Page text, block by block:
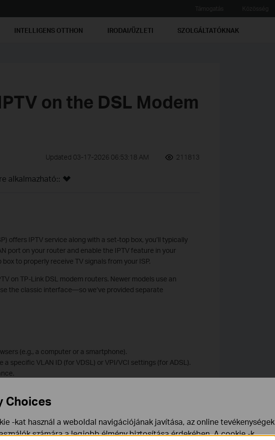
INTELLIGENS OTTHON IRODAI/ÜZLETI SZOLGÁLTATÓKNAK
on the DSL Modem
Updated 03-17-2026 06:53:18 AM 211813
alkalmazható::
offers IPTV service along with a set-top box, you’ll typically
port on your router and enable the IPTV feature in your
to properly receive TV signals from your ISP.
on TP-Link DSL modem routers. Newer models use an
the classic interface—so we’ve provided separate
(e.g., a computer or a smartphone).
a specific VLAN ID (for VDSL) or VPI/VCI settings (for ADSL).
Choices
-kat használ a weboldal navigációjának javítása, az online tevékenységek
számára a legjobb élmény biztosítása érdekében. A cookie -k